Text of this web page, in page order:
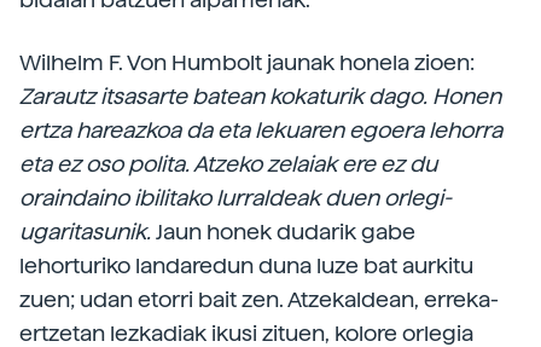
Wilhelm F. Von Humbolt jaunak honela zioen:
Zarautz itsasarte batean kokaturik dago. Honen
ertza hareazkoa da eta lekuaren egoera lehorra
eta ez oso polita. Atzeko zelaiak ere ez du
oraindaino ibilitako lurraldeak duen orlegi-
ugaritasunik.Jaun honek dudarik gabe
lehorturiko landaredun duna luze bat aurkitu
zuen; udan etorri bait zen. Atzekaldean, erreka-
ertzetan lezkadiak ikusi zituen, kolore orlegia